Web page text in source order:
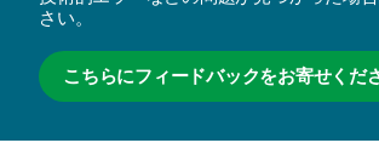
さい。
こちらにフィードバックをお寄せくだ